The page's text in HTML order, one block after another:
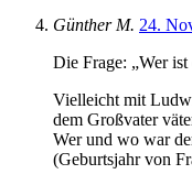
Günther M. 24.
Die Frage: „Wer
Vielleicht mit
dem Großvater
Wer und wo war
(Geburtsjahr von